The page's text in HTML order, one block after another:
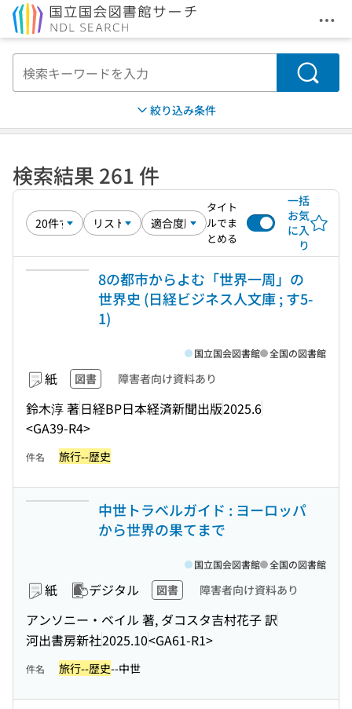
メ
検索
絞り込み条件
検索結果 261 件
タイト
ルでま
とめる
一括
お気
に入
り
8の都市からよむ「世界一周」の
世界史 (日経ビジネス人文庫 ; す5-
1)
紙 図書 障害者向け資料あり
鈴木淳 著日経BP日本経済新聞出版2025.6
<GA39-R4>
国立国会図書館 全国の図書館
件名 旅行--歴史
中世トラベルガイド : ヨーロッパ
から世界の果てまで
紙 デジタル 図書 障害者向け資料あり
アンソニー・ベイル 著, ダコスタ吉村花子 訳
河出書房新社2025.10<GA61-R1>
国立国会図書館 全国の図書館
件名 旅行--歴史--中世